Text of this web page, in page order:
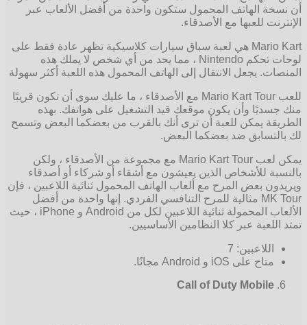
أن نسخة الهاتف المحمول ستكون واحدة من أفضل الألعاب عبر
الإنترنت للعبها مع الأصدقاء.
Mario Kart هي لعبة سباق سيارات كلاسيكية تظهر عادة فقط على
لوحات تحكم Nintendo ، مما يحد من أي شخص لا يملك هذه
المنصات. يجعل الانتقال إلى الهاتف المحمول هذه اللعبة أكثر سهولة
للعب Mario Kart Tour مع الأصدقاء ، ما عليك سوى أن تكون قريبًا
منك جسديًا وأن يكون موقعك قيد التشغيل على هواتفك. بهذه
الطريقة يمكن للعبة أن ترى أنك بالقرب من بعضكما البعض وتسمح
لك بالتسابق ضد بعضكما البعض.
يمكن لعب Mario Kart Tour مع مجموعة من الأصدقاء ، ولكن
بالنسبة للأشخاص الذين يعيشون مع أشقاء أو شركاء أو أصدقاء
ويريدون بعض المرح مع ألعاب الهاتف المحمول ثنائية اللاعبين ، فإن
MK Tour مثالية للمرح التنافسي الفردي. إنها واحدة من أفضل
الألعاب المحمولة ثنائية اللاعبين لكل من Android و iPhone ، حيث
تمتد اللعبة عبر كلا النظامين الأساسيين.
اللاعبين: 7
متاح على iOS و Android مجانًا.
Call of Duty Mobile